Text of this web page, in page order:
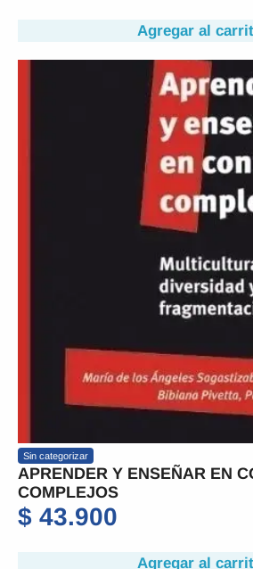
Agregar al
Sin categorizar
APRENDER Y ENSEÑAR EN
COMPLEJOS
$ 43.900
Agregar al